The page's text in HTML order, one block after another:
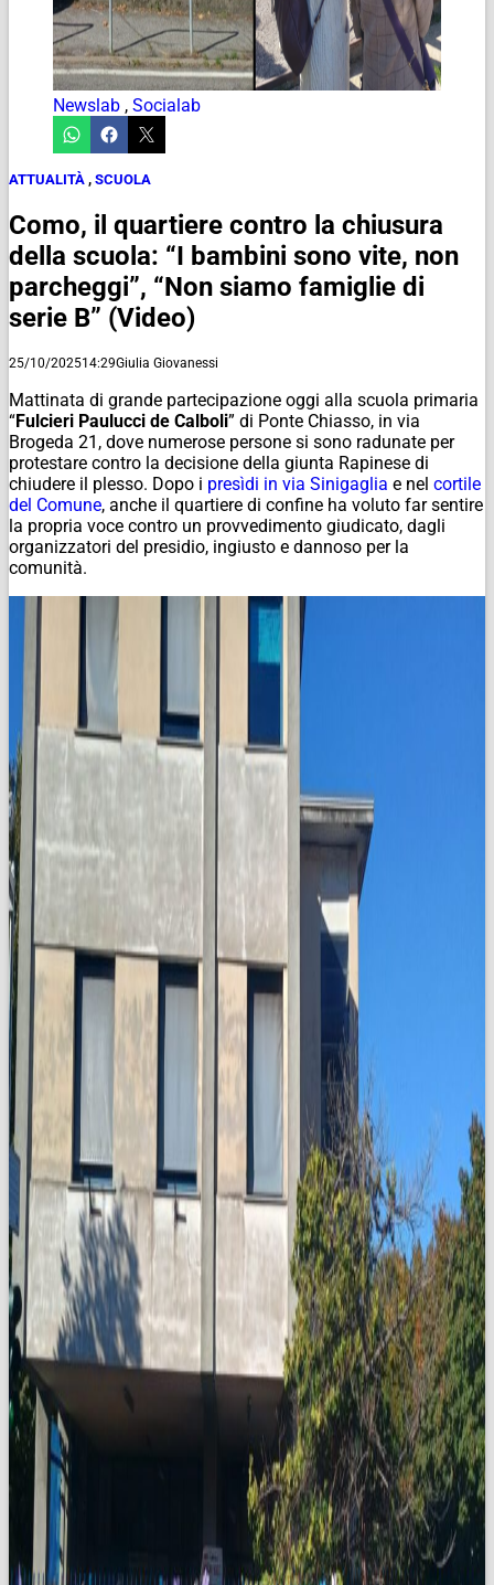
Newslab , Socialab
ATTUALITÀ , SCUOLA
Como, il quartiere contro la chiusura
della scuola: “I bambini sono vite, non
parcheggi”, “Non siamo famiglie di
serie B” (Video)
25/10/202514:29Giulia Giovanessi
Mattinata di grande partecipazione oggi alla scuola primaria
“Fulcieri Paulucci de Calboli” di Ponte Chiasso, in via
Brogeda 21, dove numerose persone si sono radunate per
protestare contro la decisione della giunta Rapinese di
chiudere il plesso. Dopo i presìdi in via Sinigaglia e nel cortile
del Comune, anche il quartiere di confine ha voluto far sentire
la propria voce contro un provvedimento giudicato, dagli
organizzatori del presidio, ingiusto e dannoso per la
comunità.